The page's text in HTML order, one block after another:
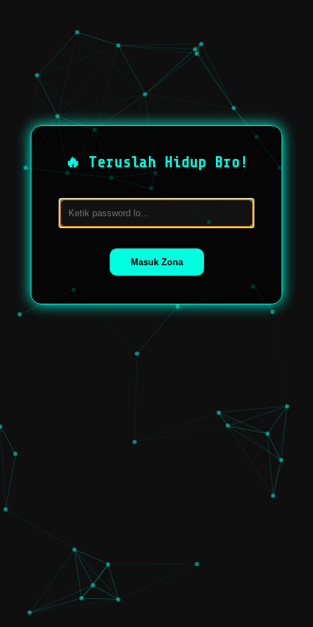
🔥 Teruslah Hidup Bro!
Masuk Zona